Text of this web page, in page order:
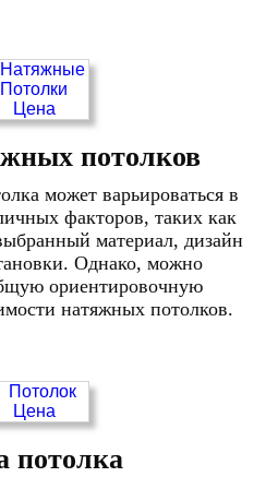
потолков
может варьироваться в
факторов, таких как
материал, дизайн
Однако, можно
ориентировочную
натяжных потолков.
потолка